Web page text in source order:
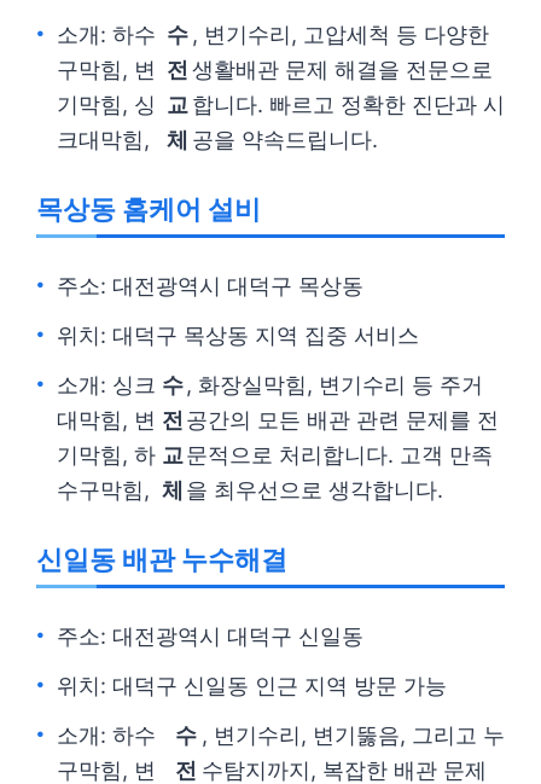
소개: 하수
구막힘, 변
기막힘, 싱
크대막힘,
수
전
교
체
, 변기수리, 고압세척 등 다양한
생활배관 문제 해결을 전문으로
합니다. 빠르고 정확한 진단과 시
공을 약속드립니다.
목상동 홈케어 설비
주소: 대전광역시 대덕구 목상동
위치: 대덕구 목상동 지역 집중 서비스
소개: 싱크
대막힘, 변
기막힘, 하
수구막힘,
수
전
교
체
, 화장실막힘, 변기수리 등 주거
공간의 모든 배관 관련 문제를 전
문적으로 처리합니다. 고객 만족
을 최우선으로 생각합니다.
신일동 배관 누수해결
주소: 대전광역시 대덕구 신일동
위치: 대덕구 신일동 인근 지역 방문 가능
소개: 하수
구막힘, 변
수
전
, 변기수리, 변기뚫음, 그리고 누
수탐지까지, 복잡한 배관 문제